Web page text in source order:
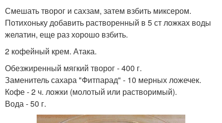
Смешать творог и сахзам, затем взбить миксером.
Потихоньку добавить растворенный в 5 ст ложках воды
желатин, еще раз хорошо взбить.
2 кофейный крем. Атака.
Обезжиренный мягкий творог - 400 г.
Заменитель сахара "Фитпарад" - 10 мерных ложечек.
Кофе - 2 ч. ложки (молотый или растворимый).
Вода - 50 г.